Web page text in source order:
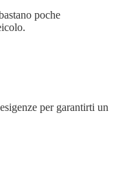
poche
per garantirti un